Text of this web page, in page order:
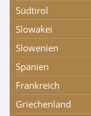
Südtirol
Slowakei
Slowenien
Spanien
Frankreich
Griechenland